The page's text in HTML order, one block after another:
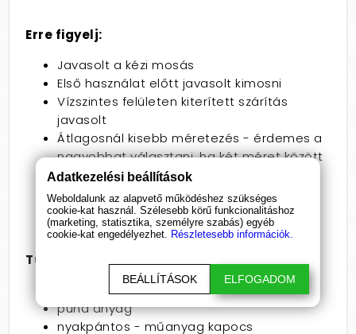
Erre figyelj:
Javasolt a kézi mosás
Első használat előtt javasolt kimosni
Vízszintes felületen kiterített szárítás
javasolt
Átlagosnál kisebb méretezés - érdemes a
nagyobbat választani, ha két méret között
vagy
A csomag csak a ruhát tartalmazza, a
tangát (cikkszám: 23223311110) nem
Tulajdonságok:
magas minőség
puha anyag
nyakpántos - műanyag kapocs
Adatkezelési beállítások
Weboldalunk az alapvető működéshez szükséges
cookie-kat használ. Szélesebb körű funkcionalitáshoz
(marketing, statisztika, személyre szabás) egyéb
cookie-kat engedélyezhet. Részletesebb információk.
BEÁLLÍTÁSOK ELFOGADOM